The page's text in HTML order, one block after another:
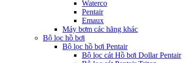
Waterco
Pentair
Emaux
Máy bơm các hãng khác
Bộ lọc hồ bơi
Bộ lọc hồ bơi Pentair
Bộ lọc cát Hồ bơi Dollar Pentair